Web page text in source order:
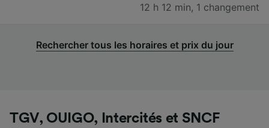
12 h 12 min, 1 changement
Rechercher tous les horaires et prix du jour
TGV, OUIGO, Intercités et SNCF